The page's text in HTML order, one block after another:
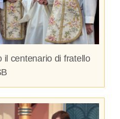
il centenario di fratello